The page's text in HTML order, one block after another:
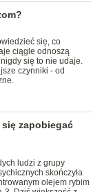
się, co
ciągle odnoszą
się to nie udaje.
czynniki - od
się zapobiegać
ludzi z grupy
skończyła
olejem rybim